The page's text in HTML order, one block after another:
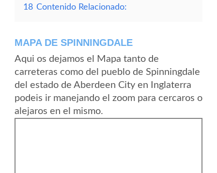
18 Contenido Relacionado:
MAPA DE SPINNINGDALE
Aqui os dejamos el Mapa tanto de
carreteras como del pueblo de Spinningdale
del estado de Aberdeen City en Inglaterra
podeis ir manejando el zoom para cercaros o
alejaros en el mismo.